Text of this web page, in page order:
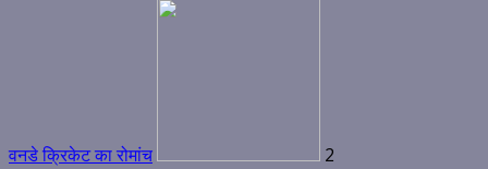
वनडे क्रिकेट का रोमांच 2